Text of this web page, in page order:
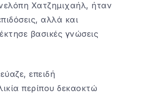
Χατζημιχαήλ, ήταν
αλλά και
βασικές γνώσεις
επειδή
περίπου δεκαοκτώ